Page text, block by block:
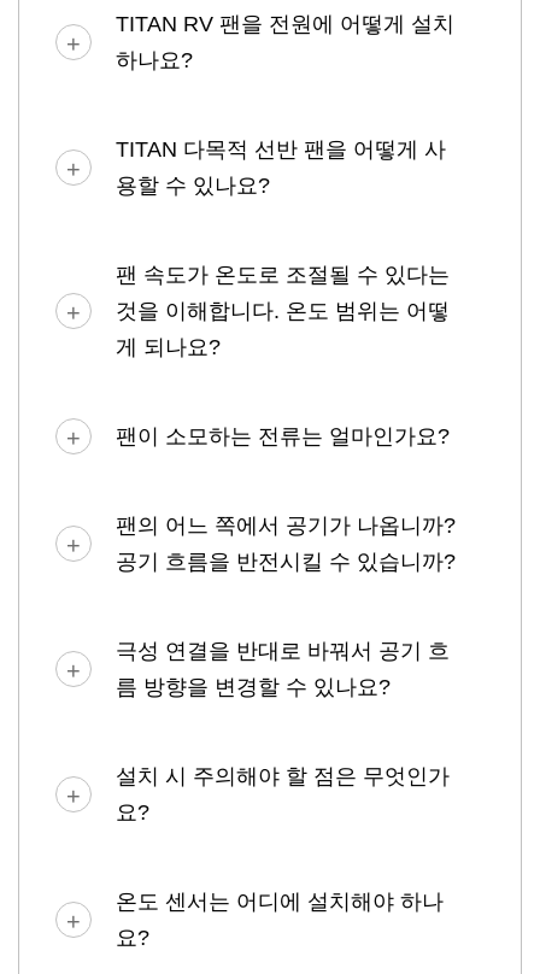
TITAN RV 팬을 전원에 어떻게 설치
하나요?
TITAN 다목적 선반 팬을 어떻게 사
용할 수 있나요?
팬 속도가 온도로 조절될 수 있다는
것을 이해합니다. 온도 범위는 어떻
게 되나요?
팬이 소모하는 전류는 얼마인가요?
팬의 어느 쪽에서 공기가 나옵니까?
공기 흐름을 반전시킬 수 있습니까?
극성 연결을 반대로 바꿔서 공기 흐
름 방향을 변경할 수 있나요?
설치 시 주의해야 할 점은 무엇인가
요?
온도 센서는 어디에 설치해야 하나
요?